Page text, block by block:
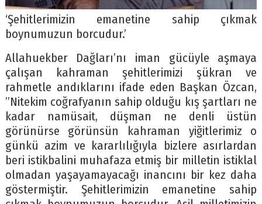
‘Şehitlerimizin emanetine sahip çıkmak
boynumuzun borcudur.’
Allahuekber Dağları’nı iman gücüyle aşmaya
çalışan kahraman şehitlerimizi şükran ve
rahmetle andıklarını ifade eden Başkan Özcan,
”Nitekim coğrafyanın sahip olduğu kış şartları ne
kadar namüsait, düşman ne denli üstün
görünürse görünsün kahraman yiğitlerimiz o
günkü azim ve kararlılığıyla bizlere asırlardan
beri istikbalini muhafaza etmiş bir milletin istiklal
olmadan yaşayamayacağı inancını bir kez daha
göstermiştir. Şehitlerimizin emanetine sahip